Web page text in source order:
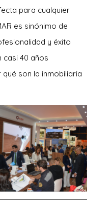
para cualquier
es sinónimo de
y éxito
casi 40 años
son la inmobiliaria